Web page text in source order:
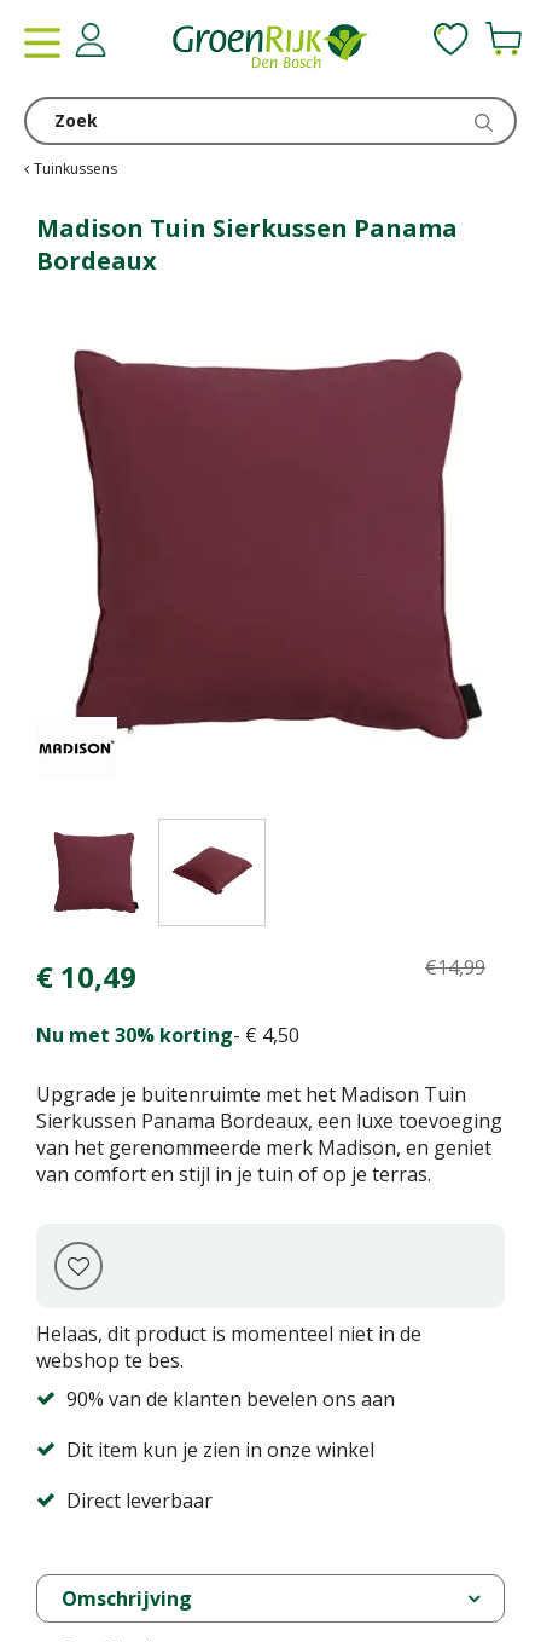
Tuinkussens
Madison Tuin Sierkussen Panama
Bordeaux
€14,99
€ 10,49
Nu met 30% korting- € 4,50
Upgrade je buitenruimte met het Madison Tuin
Sierkussen Panama Bordeaux, een luxe toevoeging
van het gerenommeerde merk Madison, en geniet
van comfort en stijl in je tuin of op je terras.
Helaas, dit product is momenteel niet in de
webshop te bes.
90% van de klanten bevelen ons aan
Dit item kun je zien in onze winkel
Direct leverbaar
Omschrijving